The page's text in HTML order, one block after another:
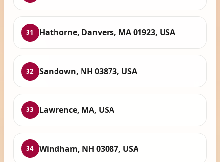
31 Hathorne, Danvers, MA 01923, USA
32 Sandown, NH 03873, USA
33 Lawrence, MA, USA
34 Windham, NH 03087, USA